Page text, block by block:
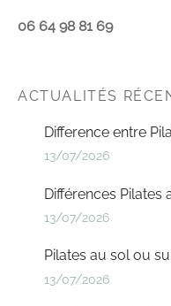
06 64 98 81 69
ACTUALITÉS
Difference entre
13/07/2026
Différences Pilates
13/07/2026
Pilates au sol ou
13/07/2026